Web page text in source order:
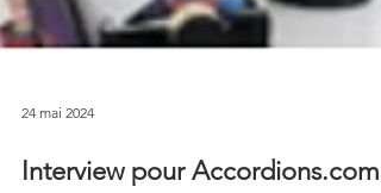
24 mai 2024